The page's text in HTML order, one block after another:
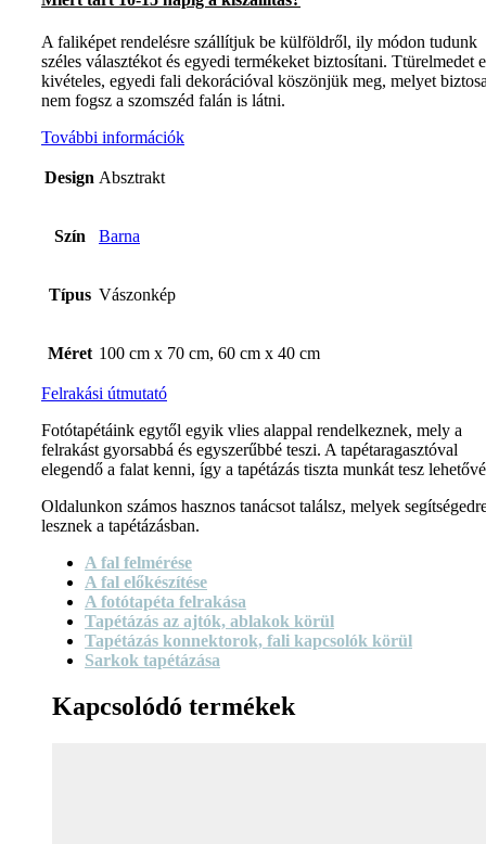
A faliképet rendelésre szállítjuk be külföldről, ily módon tudunk
széles választékot és egyedi termékeket biztosítani. Ttürelmedet
kivételes, egyedi fali dekorációval köszönjük meg, melyet
nem fogsz a szomszéd falán is látni.
További információk
Design Absztrakt
Szín Barna
Típus Vászonkép
Méret 100 cm x 70 cm, 60 cm x 40 cm
Felrakási útmutató
Fotótapétáink egytől egyik vlies alappal rendelkeznek, mely a
felrakást gyorsabbá és egyszerűbbé teszi. A tapétaragasztóval
elegendő a falat kenni, így a tapétázás tiszta munkát tesz
Oldalunkon számos hasznos tanácsot találsz, melyek
lesznek a tapétázásban.
A fal felmérése
A fal előkészítése
A fotótapéta felrakása
Tapétázás az ajtók, ablakok körül
Tapétázás konnektorok, fali kapcsolók körül
Sarkok tapétázása
Kapcsolódó termékek